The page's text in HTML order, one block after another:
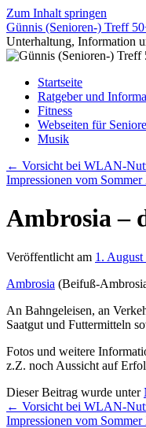
Zum Inhalt springen
Günnis (Senioren-) Treff
Unterhaltung, Information
Startseite
Ratgeber und
Fitness
Webseiten für
Musik
← Vorsicht bei WLAN-
Impressionen vom
Ambrosia –
Veröffentlicht am 1. August
Ambrosia (Beifuß-
An Bahngeleisen, an
Saatgut und Futtermitteln
Fotos und weitere
z.Z. noch Aussicht auf
Dieser Beitrag wurde unter
← Vorsicht bei WLAN-
Impressionen vom